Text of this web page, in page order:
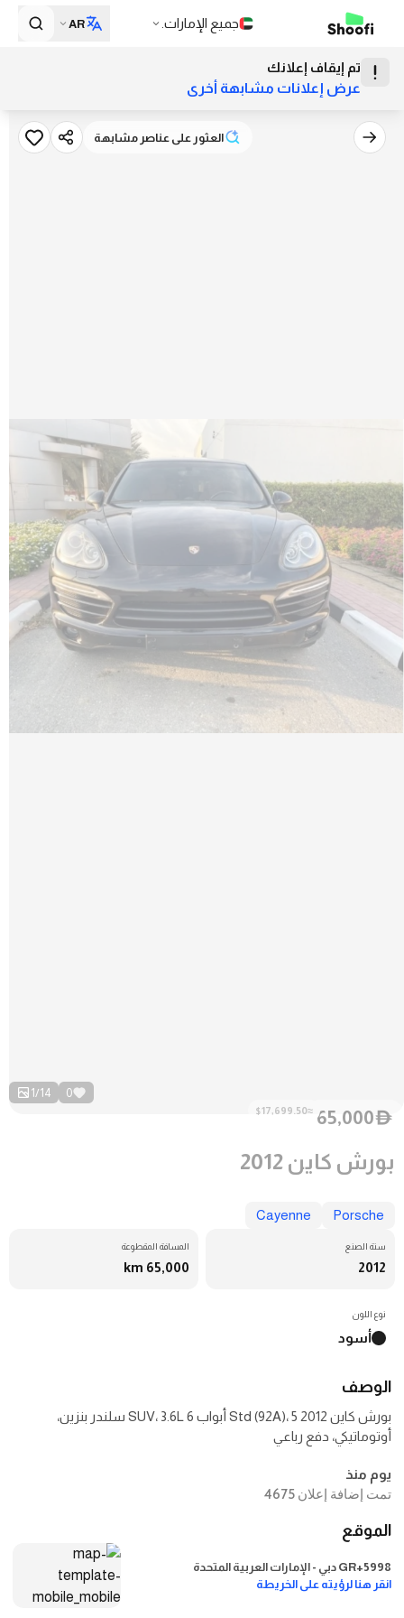
جميع الإمارات. AR
تم إيقاف إعلانك
عرض إعلانات مشابهة أخرى
العثور على عناصر مشابهةالعثور على عناصر مشابهة
0
1/14
D
65,000
≈$17,699.50
بورش كاين 2012
Porsche
Cayenne
سنة الصنع
2012
المسافة المقطوعة
65,000 km
نوع اللون
أسود
الوصف
بورش كاين 2012 Std (92A)، 5 أبواب SUV، 3.6L 6 سلندر بنزين،
أوتوماتيكي، دفع رباعي
يوم منذ
تمت إضافة إعلان 4675
الموقع
5998+GR دبي - الإمارات العربية المتحدة
انقر هنا لرؤيته على الخريطة